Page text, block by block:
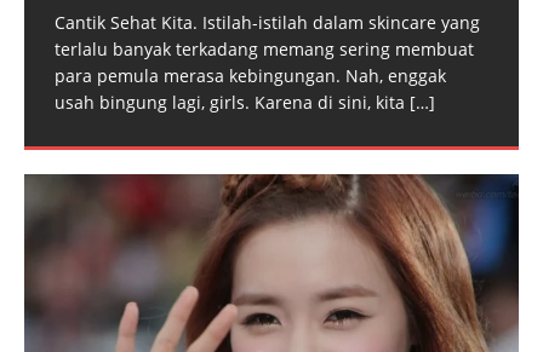
Cantik Sehat Kita. Istilah-istilah dalam skincare yang
terlalu banyak terkadang memang sering membuat
para pemula merasa kebingungan. Nah, enggak
usah bingung lagi, girls. Karena di sini, kita […]